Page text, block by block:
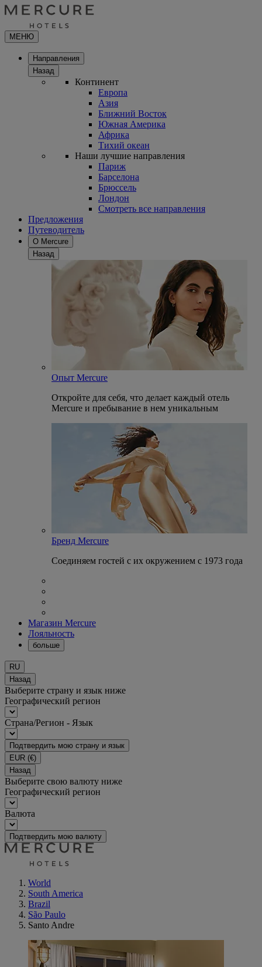
МЕНЮ
Направления
Назад
Континент
Европа
Азия
Ближний Восток
Южная Америка
Африка
Тихий океан
Наши лучшие направления
Париж
Барселона
Брюссель
Лондон
Смотреть все направления
Предложения
Путеводитель
О Mercure
Назад
Опыт Mercure
Откройте для себя, что делает каждый отель
Mercure и пребывание в нем уникальным
Бренд Mercure
Соединяем гостей с их окружением с 1973 года
Магазин Mercure
Лояльность
больше
RU
Назад
Выберите страну и язык ниже
Географический регион
Страна/Регион - Язык
Подтвердить мою страну и язык
EUR (€)
Назад
Выберите свою валюту ниже
Географический регион
Валюта
Подтвердить мою валюту
World
South America
Brazil
São Paulo
Santo Andre